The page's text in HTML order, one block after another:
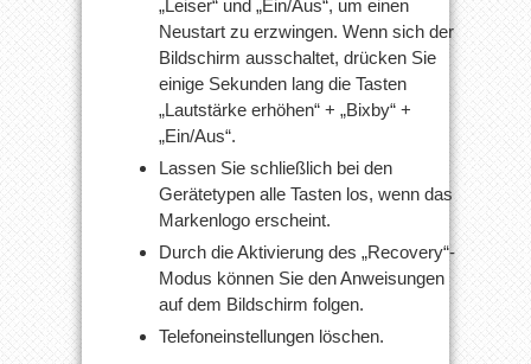
„Leiser“ und „Ein/Aus“, um einen
Neustart zu erzwingen. Wenn sich der
Bildschirm ausschaltet, drücken Sie
einige Sekunden lang die Tasten
„Lautstärke erhöhen“ + „Bixby“ +
„Ein/Aus“.
Lassen Sie schließlich bei den
Gerätetypen alle Tasten los, wenn das
Markenlogo erscheint.
Durch die Aktivierung des „Recovery“-
Modus können Sie den Anweisungen
auf dem Bildschirm folgen.
Telefoneinstellungen löschen.